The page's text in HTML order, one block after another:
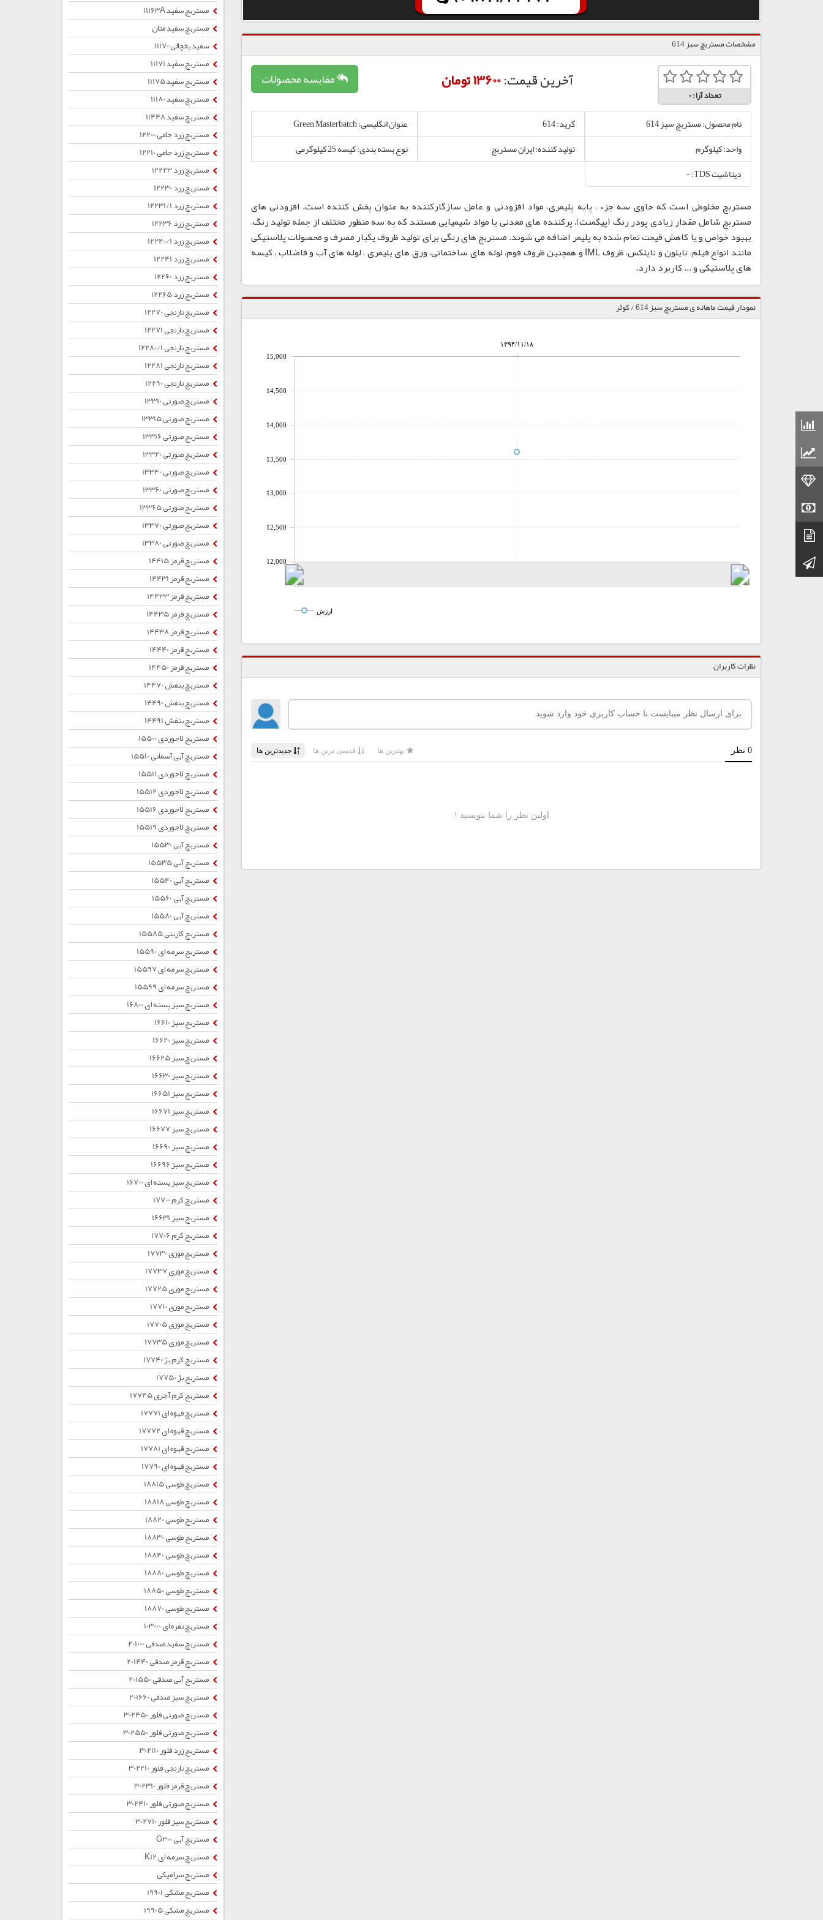
کانال تلگرام
مشخصات مستربچ سبز 614
تعداد آرا:0
مقایسه محصولات آخرین قیمت:13600 تومان
نام محصول: مستربچ سبز 614 گرید: 614
عنوان انگلیسی: Green Masterbatch
واحد: کیلوگرم
تولید کننده: ایران مستربچ
نوع بسته بندی: کیسه 25 کیلوگرمی
دیتاشیت TDS: -
مستربچ مخلوطی است که حاوی سه جزء ، پایه پلیمری، مواد افزودنی و عامل سازگارکننده به عنوان پخش کننده است. افزودنی های
مستربچ شامل مقدار زیادی پودر رنگ (پیگمنت)، پرکننده های معدنی یا مواد شیمیایی هستند که به سه منظور مختلف از جمله تولید رنگ،
بهبود خواص و یا کاهش قیمت تمام شده به پلیمر اضافه می شوند. مستربچ های رنگی برای تولید ظروف یکبار مصرف و محصولات پلاستیکی
مانند انواع فیلم، نایلون و نایلکس، ظروف IML و همچنین ظروف فوم، لوله های ساختمانی، ورق های پلیمری ، لوله های آب و فاضلاب ، کیسه
های پلاستیکی و ... کاربرد دارد.
نمودار قیمت ماهانه ی مستربچ سبز 614 / کوثر
۱۳۹۴/۱۱/۱۸
12,000
12,500
13,000
13,500
14,000
14,500
15,000
ارزش
نظرات کاربران
مستربچ سفید 11163A
مستربچ سفید متان
سفید یخچالی 11170
مستربچ سفید 11171
مستربچ سفید 11175
مستربچ سفید 11180
مستربچ سفید 11448
مستربچ زرد جامی 12200
مستربچ زرد جامی 12210
مستربچ زرد 12223
مستربچ زرد 12230
مستربچ زرد 12231/1
مستربچ زرد 12236
مستربچ زرد 12240/1
مستربچ زرد 12241
مستربچ زرد 12260
مستربچ زرد 12265
مستربچ نارنجی 12270
مستربچ نارنجی 12271
مستربچ نارنجی 12280/1
مستربچ نارنجی 12281
مستربچ نارنجی 12290
مستربچ صورتی 13310
مستربچ صورتی 13315
مستربچ صورتی 13316
مستربچ صورتی 13320
مستربچ صورتی 13340
مستربچ صورتی 13360
مستربچ صورتی 13365
مستربچ صورتی 13370
مستربچ صورتی 13380
مستربچ قرمز 14415
مستربچ قرمز 14431
مستربچ قرمز 14433
مستربچ قرمز 14435
مستربچ قرمز 14438
مستربچ قرمز 14440
مستربچ قرمز 14450
مستربچ بنفش 14470
مستربچ بنفش 14490
مستربچ بنفش 14491
مستربچ لاجوردی 15500
مستربچ آبی آسمانی 15510
مستربچ لاجوردی 15511
مستربچ لاجوردی 15512
مستربچ لاجوردی 15516
مستربچ لاجوردی 15519
مستربچ آبی 15530
مستربچ آبی 15535
مستربچ آبی 15540
مستربچ آبی 15560
مستربچ آبی 15580
مستربچ کاربنی 15585
مستربچ سرمه ای 15590
مستربچ سرمه ای 15597
مستربچ سرمه ای 15599
مستربچ سبز پسته ای 16800
مستربچ سبز 16610
مستربچ سبز 16620
مستربچ سبز 16625
مستربچ سبز 16630
مستربچ سبز 16651
مستربچ سبز 16671
مستربچ سبز 16677
مستربچ سبز 16690
مستربچ سبز 16696
مستربچ سبز پسته ای 16700
مستربچ کرم 17700
مستربچ سبز 16631
مستربچ کرم 17706
مستربچ موزی 17730
مستربچ موزی 17737
مستربچ موزی 17725
مستربچ موزی 17710
مستربچ موزی 17705
مستربچ موزی 17735
مستربچ کرم بژ 17740
مستربچ بژ 17750
مستربچ کرم آجری 17745
مستربچ قهوه ای 17771
مستربچ قهوه ای 17772
مستربچ قهوه ای 17781
مستربچ قهوه ای 17790
مستربچ طوسی 18815
مستربچ طوسی 18818
مستربچ طوسی 18820
مستربچ طوسی 18830
مستربچ طوسی 18840
مستربچ طوسی 18880
مستربچ طوسی 18850
مستربچ طوسی 18870
مستربچ نقره ای 103000
مستربچ سفید صدفی 201000
مستربچ قرمز صدفی 201440
مستربچ آبی صدفی 201550
مستربچ سبز صدفی 201660
مستربچ صورتی فلور 302450
مستربچ صورتی فلور 302550
مستربچ زرد فلور 302110
مستربچ نارنجی فلور 302210
مستربچ قرمز فلور 302310
مستربچ صورتی فلور 302410
مستربچ سبز فلور 302710
مستربچ آبی G300
مستربچ سرمه ای K12
مستربچ سرامیکی
مستربچ مشکی 19901
مستربچ مشکی 19905